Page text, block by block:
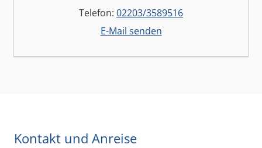
Telefon: 02203/3589516
E-Mail senden
Kontakt und Anreise